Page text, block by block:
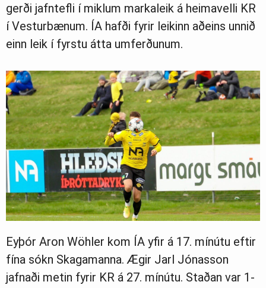
gerði jafntefli í miklum markaleik á heimavelli KR
í Vesturbænum. ÍA hafði fyrir leikinn aðeins unnið
einn leik í fyrstu átta umferðunum.
Eyþór Aron Wöhler kom ÍA yfir á 17. mínútu eftir
fína sókn Skagamanna. Ægir Jarl Jónasson
jafnaði metin fyrir KR á 27. mínútu. Staðan var 1-